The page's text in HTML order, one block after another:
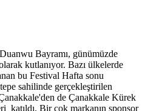
Bayramı, günümüzde
kutlanıyor. Bazı ülkelerde
bu Festival Hafta sonu
sahilinde gerçekleştirilen
de Çanakkale Kürek
Bir çok markanın sponsor